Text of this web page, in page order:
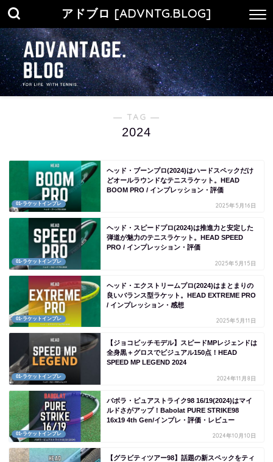
アドブロ [ADVNTG.BLOG]
― TAG ―
2024
01-ラケットインプレ
ヘッド・ブーンプロ(2024)はハードスペックだけ
どオールラウンドなテニスラケット。HEAD
BOOM PRO / インプレッション・評価
2025年5月16日
01-ラケットインプレ
ヘッド・スピードプロ(2024)は推進力と安定した
弾道が魅力のテニスラケット。HEAD SPEED
PRO / インプレッション・評価
2025年5月15日
01-ラケットインプレ
ヘッド・エクストリームプロ(2024)はまとまりの
良いバランス型ラケット。HEAD EXTREME PRO
/ インプレッション・感想
2025年5月11日
01-ラケットインプレ
【ジョコビッチモデル】スピードMPレジェンドは
全身黒＋グロスでビジュアル150点！HEAD
SPEED MP LEGEND 2024
2024年11月8日
01-ラケットインプレ
バボラ・ピュアストライク98 16/19(2024)はマイ
ルドさがアップ！Babolat PURE STRIKE98
16x19 4th Gen/インプレ・評価・レビュー
2024年10月10日
【グラビティツアー98】話題の新スペックをティ